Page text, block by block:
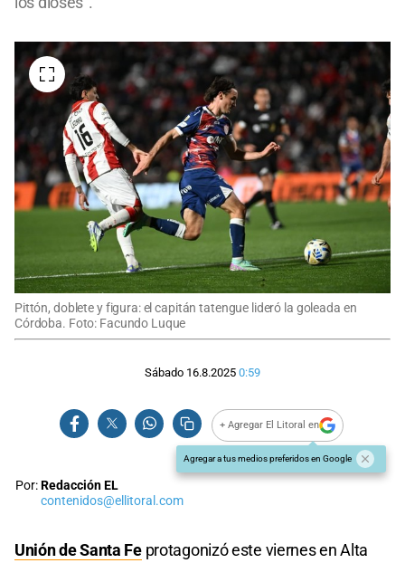
Pittón, doblete y figura: el capitán tatengue lideró la goleada en
Córdoba. Foto: Facundo Luque
Sábado 16.8.2025 0:59
+ Agregar El Litoral en
Agregar a tus medios preferidos en Google
Por:Redacción EL
contenidos@ellitoral.com
Unión de Santa Feprotagonizó este viernes en Alta